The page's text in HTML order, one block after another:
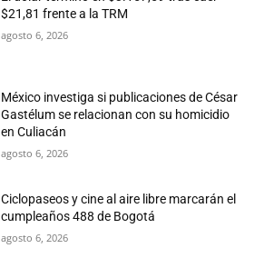
$21,81 frente a la TRM
agosto 6, 2026
México investiga si publicaciones de César
Gastélum se relacionan con su homicidio
en Culiacán
agosto 6, 2026
Ciclopaseos y cine al aire libre marcarán el
cumpleaños 488 de Bogotá
agosto 6, 2026